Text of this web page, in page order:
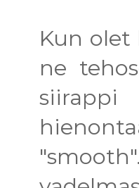
Kun
ne